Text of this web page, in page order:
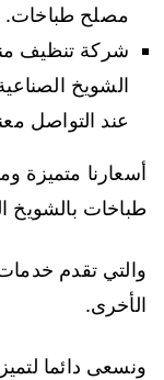
مصلح طباخات.
شركة تنظيف
الشويخ
عند التواصل
أسعارنا متميزة
طباخات بالشويخ
والتي تقدم
الأخرى.
ونسعى دائما